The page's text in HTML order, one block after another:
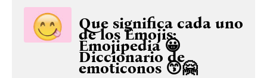
Que significa cada uno
de los Emojis:
Emojipedia 😀
Diccionario de
emoticonos 😙🤗